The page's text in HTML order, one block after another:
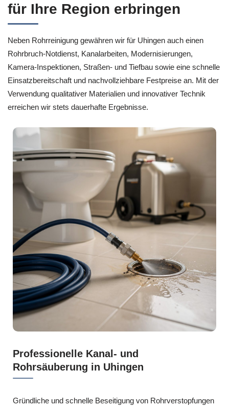
für Ihre Region erbringen
Neben Rohrreinigung gewähren wir für Uhingen auch einen
Rohrbruch-Notdienst, Kanalarbeiten, Modernisierungen,
Kamera-Inspektionen, Straßen- und Tiefbau sowie eine schnelle
Einsatzbereitschaft und nachvollziehbare Festpreise an. Mit der
Verwendung qualitativer Materialien und innovativer Technik
erreichen wir stets dauerhafte Ergebnisse.
Professionelle Kanal- und
Rohrsäuberung in Uhingen
Gründliche und schnelle Beseitigung von Rohrverstopfungen